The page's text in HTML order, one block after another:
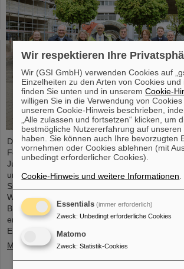
Der Fortschritt des FAIR-Projekts und die
Forschungsaktivitäten standen im Mittelpunkt
Judith Pirscher, Staatssekretärin im
und Forschung (BMBF), auf dem GSI/FAIR-
Staatssekretärin wurde von Professor Paolo
Wissenschaftlicher Geschäftsführer von GSI
Blaurock, Technischer Geschäftsführer von GSI
empfangen. Bei ihrem Besuch erhielt sie einen
Einblick über die wissenschaftlichen…
Mehr »
Wir respektieren Ihre
Wir (GSI GmbH) verwenden Cookies auf
Einzelheiten zu den Arten von Cookies
finden Sie unten und in unseremCookie-
willigen Sie in die Verwendung von
unserem Cookie-Hinweis beschrieben,
„Alle zulassen und fortsetzen“ klicken, um
bestmögliche Nutzererfahrung auf unseren
haben. Sie können auch Ihre bevorzugten
vornehmen oder Cookies ablehnen (mit
unbedingt erforderlicher Cookies).
Cookie-Hinweis und weitere Informationen
Essentials (immer erforderlich)
Zweck: Unbedingt erforderliche Cookies
Matomo
Zweck: Statistik-Cookies